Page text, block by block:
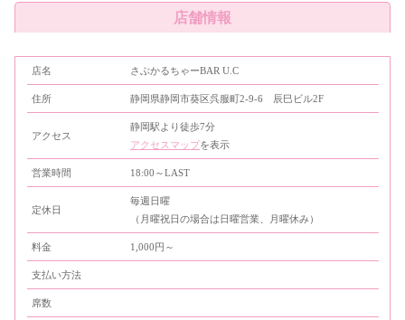
店舗情報
店名 さぶかるちゃーBAR U.C
住所 静岡県静岡市葵区呉服町2-9-6 辰巳ビル2F
アクセス
静岡駅より徒歩7分
アクセスマップを表示
営業時間 18:00～LAST
定休日
毎週日曜
（月曜祝日の場合は日曜営業、月曜休み）
料金 1,000円～
支払い方法
席数